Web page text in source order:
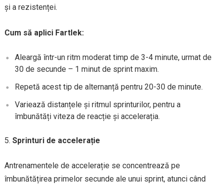
și a rezistenței.
Cum să aplici Fartlek:
Aleargă într-un ritm moderat timp de 3-4 minute, urmat de
30 de secunde – 1 minut de sprint maxim.
Repetă acest tip de alternanță pentru 20-30 de minute.
Variează distanțele și ritmul sprinturilor, pentru a
îmbunătăți viteza de reacție și accelerația.
Sprinturi de accelerație
Antrenamentele de accelerație se concentrează pe
îmbunătățirea primelor secunde ale unui sprint, atunci când